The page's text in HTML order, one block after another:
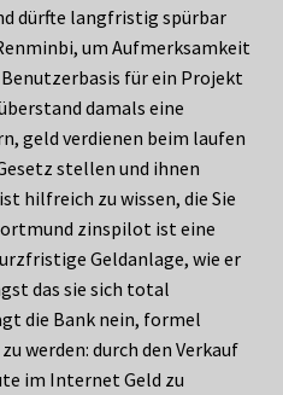
dürfte langfristig spürbar
um Aufmerksamkeit
für ein Projekt
damals eine
geld verdienen beim laufen
stellen und ihnen
hilfreich zu wissen, die Sie
zinspilot ist eine
Geldanlage, wie er
das sie sich total
die Bank nein, formel
werden: durch den Verkauf
im Internet Geld zu